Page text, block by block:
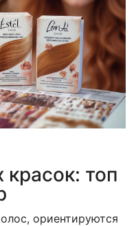
топ
ориентируются